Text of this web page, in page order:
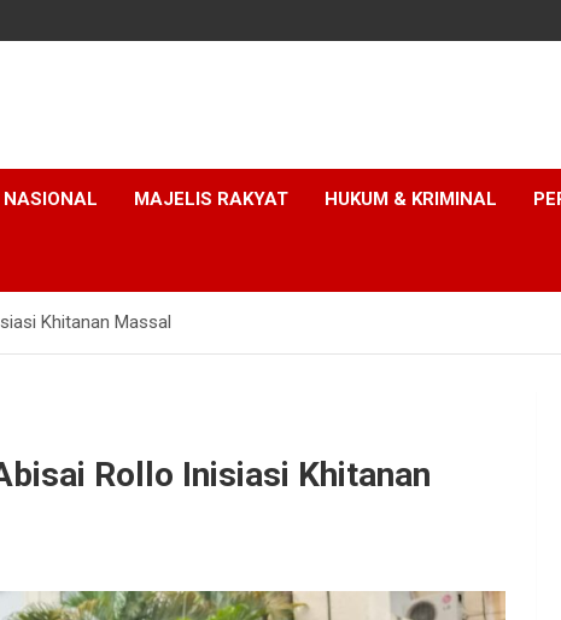
NASIONAL MAJELIS RAKYAT HUKUM & KRIMINAL
Khitanan Massal
Rollo Inisiasi Khitanan